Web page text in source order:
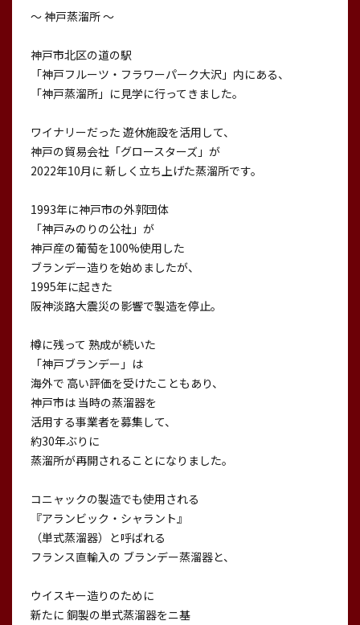
〜 神戸蒸溜所 〜
神戸市北区の道の駅
「神戸フルーツ・フラワーパーク大沢」内にある、
「神戸蒸溜所」に見学に行ってきました。
ワイナリーだった 遊休施設を活用して、
神戸の貿易会社「グロースターズ」が
2022年10月に 新しく立ち上げた蒸溜所です。
1993年に神戸市の外郭団体
「神戸みのりの公社」が
神戸産の葡萄を100%使用した
ブランデー造りを始めましたが、
1995年に起きた
阪神淡路大震災の影響で製造を停止。
樽に残って 熟成が続いた
「神戸ブランデー」は
海外で 高い評価を受けたこともあり、
神戸市は 当時の蒸溜器を
活用する事業者を募集して、
約30年ぶりに
蒸溜所が再開されることになりました。
コニャックの製造でも使用される
『アランビック・シャラント』
（単式蒸溜器）と呼ばれる
フランス直輸入の ブランデー蒸溜器と、
ウイスキー造りのために
新たに 銅製の単式蒸溜器をニ基